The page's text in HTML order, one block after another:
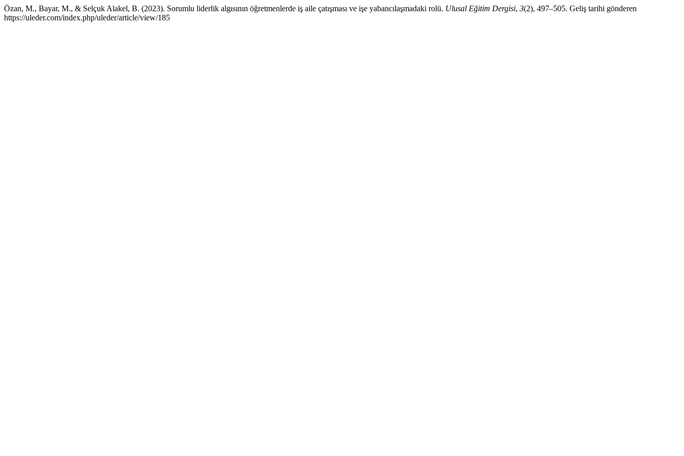
Özan, M., Bayar, M., & Selçuk Alakel, B. (2023). Sorumlu liderlik algısının öğretmenlerde iş aile çatışması ve işe yabancılaşmadaki rolü. Ulusal Eğitim Dergisi, 3(2), 497–505. Geliş tarihi gönderen
https://uleder.com/index.php/uleder/article/view/185